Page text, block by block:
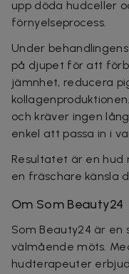
upp döda hudceller
förnyelseprocess.
Under
på djupet för att
jämnhet, reducera
och kräver ingen
enkel att passa in i
Resultatet är en hud
en fräschare känsla
Om Som Beauty24
Som Beauty24 är en
välmående möts.
hudterapeuter